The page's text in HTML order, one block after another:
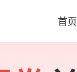
首页